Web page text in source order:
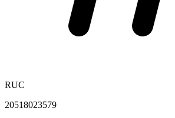
RUC
20518023579